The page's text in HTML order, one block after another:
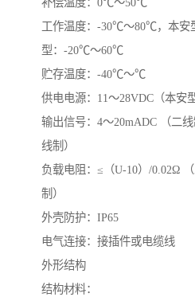
补偿温度：0℃～50℃
工作温度：-30℃～80℃，本
型：-20℃～60℃
贮存温度：-40℃～℃
供电电源：11～28VDC（本安
输出信号：4～20mADC （二
线制）
负载电阻：≤（U-10）/0.02Ω
制）
外壳防护：IP65
电气连接：接插件或电缆线
外形结构
结构材料：